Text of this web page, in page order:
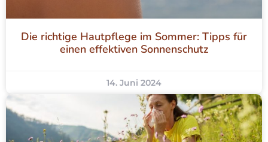
Die richtige Hautpflege im Sommer: Tipps für
einen effektiven Sonnenschutz
14. Juni 2024